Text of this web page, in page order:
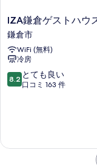
IZA
鎌
倉
ゲ
ス
ト
ハ
鎌
IZA鎌倉ゲストハウ
鎌倉市
WiFi (無料)
冷房
10
段
も
8.2 とても良い
口コミ 163 件